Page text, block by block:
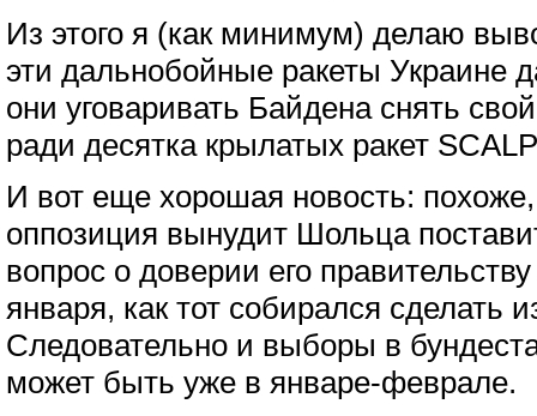
Из этого я (как минимум) делаю
эти дальнобойные ракеты Украине
они уговаривать Байдена снять
ради десятка крылатых ракет
И вот еще хорошая новость:
оппозиция вынудит Шольца
вопрос о доверии его
января, как тот собирался сделать
Следовательно и выборы в
может быть уже в январе-феврале.